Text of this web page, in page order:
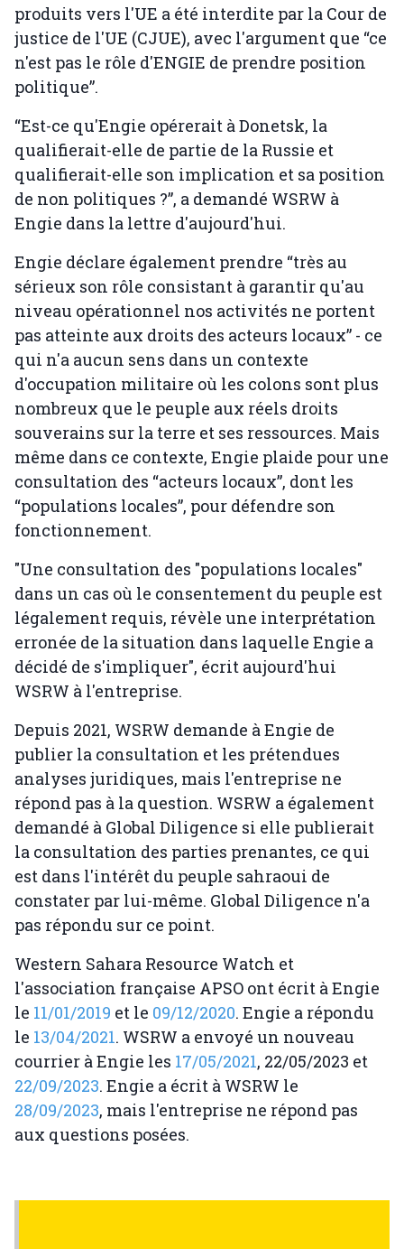
produits vers l'UE a été interdite par la Cour de
justice de l'UE (CJUE), avec l'argument que “ce
n'est pas le rôle d'ENGIE de prendre position
politique”.
“Est-ce qu'Engie opérerait à Donetsk, la
qualifierait-elle de partie de la Russie et
qualifierait-elle son implication et sa position
de non politiques ?”, a demandé WSRW à
Engie dans la lettre d'aujourd'hui.
Engie déclare également prendre “très au
sérieux son rôle consistant à garantir qu'au
niveau opérationnel nos activités ne portent
pas atteinte aux droits des acteurs locaux” - ce
qui n'a aucun sens dans un contexte
d'occupation militaire où les colons sont plus
nombreux que le peuple aux réels droits
souverains sur la terre et ses ressources. Mais
même dans ce contexte, Engie plaide pour une
consultation des “acteurs locaux”, dont les
“populations locales”, pour défendre son
fonctionnement.
"Une consultation des "populations locales"
dans un cas où le consentement du peuple est
légalement requis, révèle une interprétation
erronée de la situation dans laquelle Engie a
décidé de s'impliquer", écrit aujourd'hui
WSRW à l'entreprise.
Depuis 2021, WSRW demande à Engie de
publier la consultation et les prétendues
analyses juridiques, mais l'entreprise ne
répond pas à la question. WSRW a également
demandé à Global Diligence si elle publierait
la consultation des parties prenantes, ce qui
est dans l'intérêt du peuple sahraoui de
constater par lui-même. Global Diligence n'a
pas répondu sur ce point.
Western Sahara Resource Watch et
l'association française APSO ont écrit à Engie
le 11/01/2019 et le 09/12/2020. Engie a répondu
le 13/04/2021. WSRW a envoyé un nouveau
courrier à Engie les 17/05/2021, 22/05/2023 et
22/09/2023. Engie a écrit à WSRW le
28/09/2023, mais l'entreprise ne répond pas
aux questions posées.